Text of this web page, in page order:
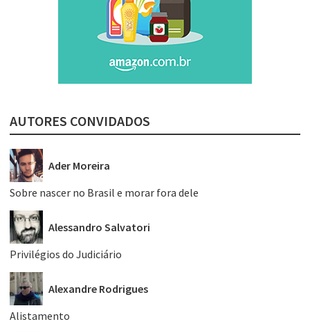
AUTORES CONVIDADOS
Ader Moreira
Sobre nascer no Brasil e morar fora dele
Alessandro Salvatori
Privilégios do Judiciário
Alexandre Rodrigues
Alistamento